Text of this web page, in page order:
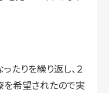
たりを繰り返し、２
希望されたので実